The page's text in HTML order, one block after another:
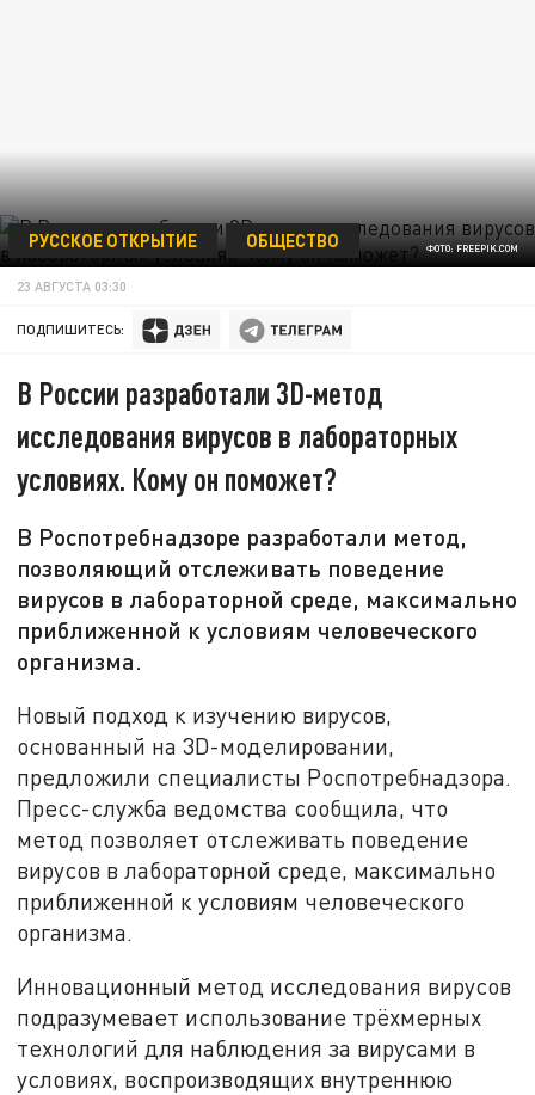
ФОТО: FREEPIK.COM
РУССКОЕ ОТКРЫТИЕ ОБЩЕСТВО
23 АВГУСТА 03:30
ПОДПИШИТЕСЬ:
В России разработали 3D-метод
исследования вирусов в лабораторных
условиях. Кому он поможет?
В Роспотребнадзоре разработали метод,
позволяющий отслеживать поведение
вирусов в лабораторной среде, максимально
приближенной к условиям человеческого
организма.
Новый подход к изучению вирусов,
основанный на 3D-моделировании,
предложили специалисты Роспотребнадзора.
Пресс-служба ведомства сообщила, что
метод позволяет отслеживать поведение
вирусов в лабораторной среде, максимально
приближенной к условиям человеческого
организма.
Инновационный метод исследования вирусов
подразумевает использование трёхмерных
технологий для наблюдения за вирусами в
условиях, воспроизводящих внутреннюю